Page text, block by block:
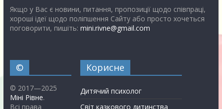
Якщо у Вас є новини, питання, пропозиції щодо співпраці,
хороші ідеї щодо поліпшення Сайту або просто хочеться
поговорити, пишіть: mini.rivne@gmail.com
©
© 2017—2025
Міні Рівне.
Всі права
Корисне
Дитячий психолог
Світ казкового дитинства